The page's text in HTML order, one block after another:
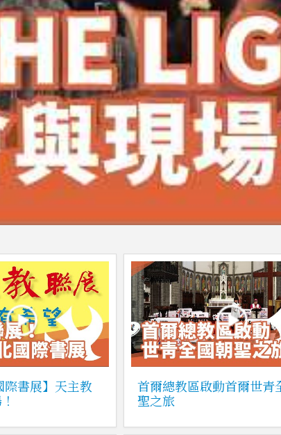
書展】天主教
首爾總教區啟動首爾世青
聖之旅